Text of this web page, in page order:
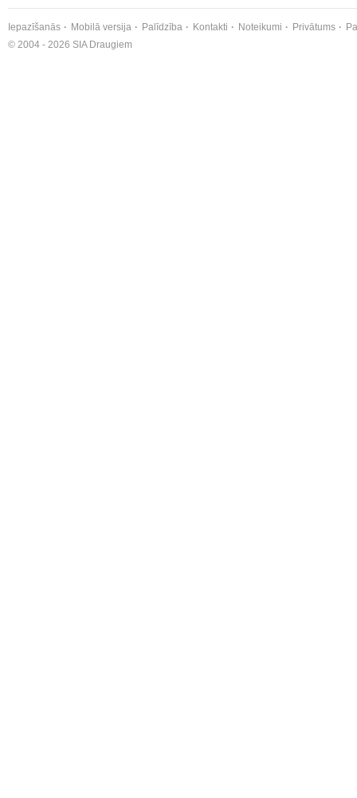
Iepazīšanās Mobilā versija Palīdzība Kontakti Noteikumi Privātums
© 2004 - 2026 SIA Draugiem